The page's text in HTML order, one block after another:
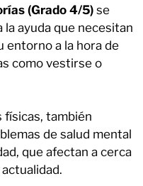
(Grado 4/5) se
ayuda que necesitan
entorno a la hora de
como vestirse o
físicas, también
de salud mental
que afectan a cerca